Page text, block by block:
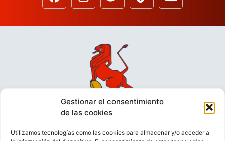
Gestionar el consentimiento
de las cookies
Utilizamos tecnologías como las cookies para almacenar y/o acceder a